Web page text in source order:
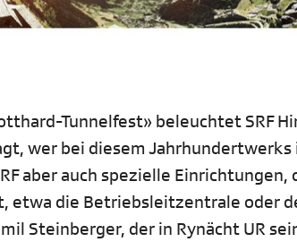
Tunnelfest» beleuchtet SRF
wer bei diesem
aber auch spezielle
etwa die Betriebsleitzentrale oder
Steinberger, der in Rynächt UR